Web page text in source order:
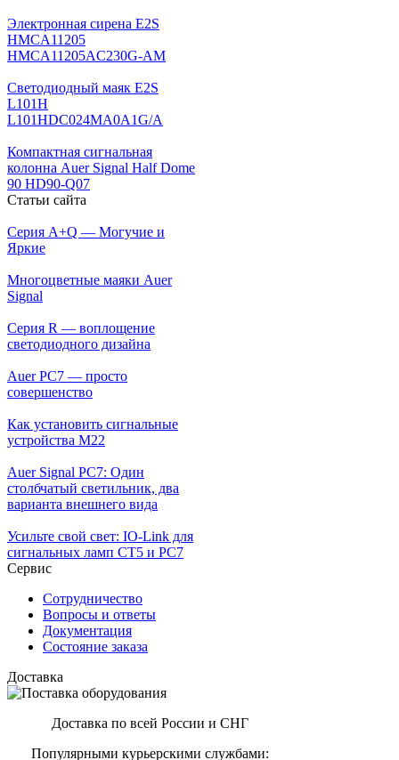
Электронная сирена E2S
HMCA11205
HMCA11205AC230G-AM
Светодиодный маяк E2S
L101H
L101HDC024MA0A1G/A
Компактная сигнальная
колонна Auer Signal Half Dome
90 HD90-Q07
Статьи сайта
Серия A+Q — Могучие и
Яркие
Многоцветные маяки Auer
Signal
Серия R — воплощение
светодиодного дизайна
Auer PC7 — просто
совершенство
Как установить сигнальные
устройства М22
Auer Signal PC7: Один
столбчатый светильник, два
варианта внешнего вида
Усильте свой свет: IO-Link для
сигнальных ламп CT5 и PC7
Сервис
Сотрудничество
Вопросы и ответы
Документация
Состояние заказа
Доставка
Доставка по всей России и СНГ
Популярными курьерскими службами: